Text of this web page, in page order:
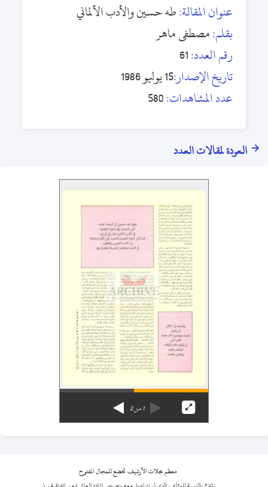
عنوان المقالة:طه حسين والأدب الألماني
بقلم:مصطفى ماهر
رقم العدد:61
تاريخ الإصدار:15 يوليو 1986
عدد المشاهدات:580
العودة لمقالات العدد
1من2
معظم مجلات الأرشيف تخضع للمجال المفتوح